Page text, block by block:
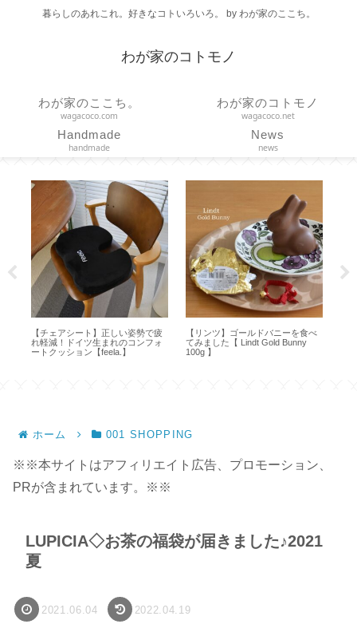
暮らしのあれこれ。好きなコトいろいろ。 by わが家のここち。
わが家のコトモノ
わが家のここち。
wagacoco.com
わが家のコトモノ
wagacoco.net
Handmade
handmade
News
news
【チェアシート】正しい姿勢で疲
れ軽減！ドイツ生まれのコンフォ
ートクッション【feela.】
【リンツ】ゴールドバニーを食べ
てみました【 Lindt Gold Bunny
100g 】
ホーム 001 SHOPPING
※※本サイトはアフィリエイト広告、プロモーション、
PRが含まれています。※※
LUPICIA◇お茶の福袋が届きました♪2021
夏
2021.06.04 2022.04.19